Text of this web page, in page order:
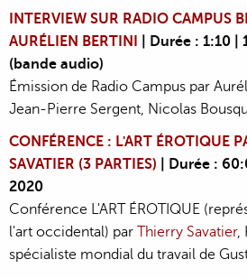
INTERVIEW SUR RADIO CAMPUS
AURÉLIEN BERTINI
| Durée : 1:10
(bande audio)
Émission de Radio Campus par
Jean-Pierre Sergent, Nicolas
CONFÉRENCE : L'ART ÉROTIQUE
SAVATIER (3 PARTIES) | Durée :
2020
Conférence L'ART ÉROTIQUE
l'art occidental) par
Thierry Savatier,
spécialiste mondial du travail de